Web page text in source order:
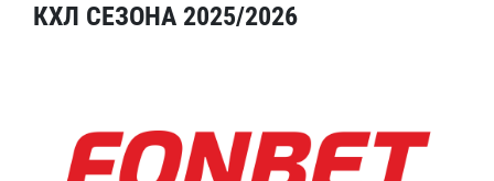
КХЛ СЕЗОНА 2025/2026